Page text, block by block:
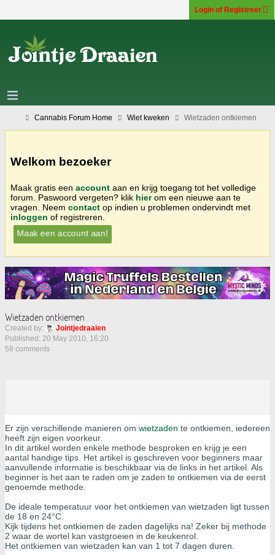
Login of Registreer
Cannabis Forum Home Wiet kweken Wietzaden ontkiemen
Welkom bezoeker
Maak gratis een account aan en krijg toegang tot het volledige
forum. Paswoord vergeten? klik hierom een nieuwe aan te
vragen. Neem contact op indien u problemen ondervindt met
inloggen of registreren.
Maak een account aan!
Wietzaden ontkiemen
Created by:
Jointjedraaien
Published: 20 May 2010, 16:20
58 comments
Er zijn verschillende manieren om wietzaden te ontkiemen, iedereen
heeft zijn eigen voorkeur.
In dit artikel worden enkele methode besproken en krijg je een
aantal handige tips. Het artikel is geschreven voor beginners maar
aanvullende informatie is beschikbaar via de links in het artikel. Als
beginner is het aan te raden om je zaden te ontkiemen via de eerst
genoemde methode.
De ideale temperatuur voor het ontkiemen van wietzaden ligt tussen
de 18 en 24°C.
Kijk tijdens het ontkiemen de zaden dagelijks na! Zeker bij methode
2 waar de wortel kan vastgroeien in de keukenrol.
Het ontkiemen van wietzaden kan van 1 tot 7 dagen duren.